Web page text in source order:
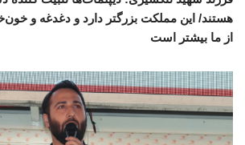
هستند/ این مملکت بزرگتر دارد و دغدغه و
از ما بیشتر است